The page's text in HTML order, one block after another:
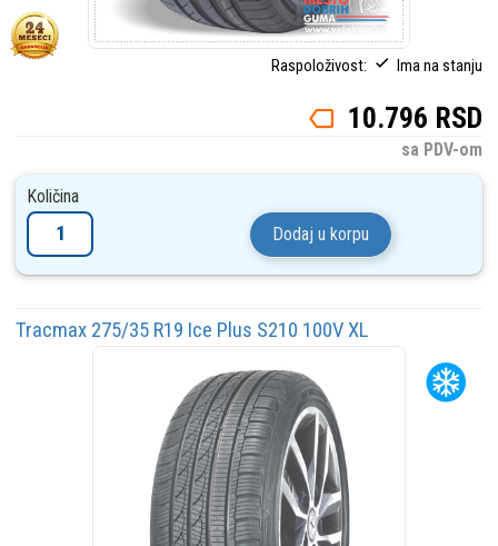
Raspoloživost: Ima na stanju
10.796 RSD
sa PDV-om
Količina
Dodaj u korpu
Tracmax 275/35 R19 Ice Plus S210 100V XL